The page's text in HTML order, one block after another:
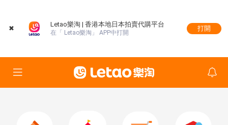
✖
Letao樂淘 | 香港本地日本拍賣代購平台
在「 Letao樂淘」 APP中打開
打開